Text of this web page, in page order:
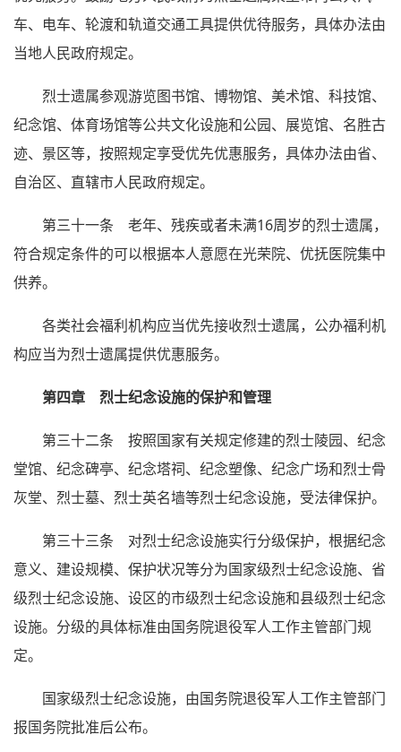
车、电车、轮渡和轨道交通工具提供优待服务，具体办法由
当地人民政府规定。
烈士遗属参观游览图书馆、博物馆、美术馆、科技馆、
纪念馆、体育场馆等公共文化设施和公园、展览馆、名胜古
迹、景区等，按照规定享受优先优惠服务，具体办法由省、
自治区、直辖市人民政府规定。
第三十一条 老年、残疾或者未满16周岁的烈士遗属，
符合规定条件的可以根据本人意愿在光荣院、优抚医院集中
供养。
各类社会福利机构应当优先接收烈士遗属，公办福利机
构应当为烈士遗属提供优惠服务。
第四章 烈士纪念设施的保护和管理
第三十二条 按照国家有关规定修建的烈士陵园、纪念
堂馆、纪念碑亭、纪念塔祠、纪念塑像、纪念广场和烈士骨
灰堂、烈士墓、烈士英名墙等烈士纪念设施，受法律保护。
第三十三条 对烈士纪念设施实行分级保护，根据纪念
意义、建设规模、保护状况等分为国家级烈士纪念设施、省
级烈士纪念设施、设区的市级烈士纪念设施和县级烈士纪念
设施。分级的具体标准由国务院退役军人工作主管部门规
定。
国家级烈士纪念设施，由国务院退役军人工作主管部门
报国务院批准后公布。